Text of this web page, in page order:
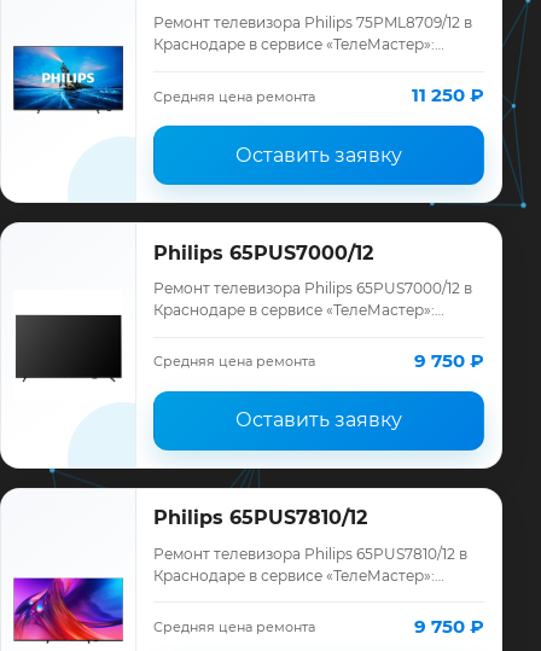
Ремонт телевизора Philips 75PML8709/12 в
Краснодаре в сервисе «ТелеМастер»:
ремонта, запчасти и гарантия до 12
месяце…
Средняя цена ремонта 11 250 ₽
Оставить заявку
Philips 65PUS7000/12
Ремонт телевизора Philips 65PUS7000/12 в
Краснодаре в сервисе «ТелеМастер»:
ремонта, запчасти и гарантия до 12
Средняя цена ремонта 9 750 ₽
Оставить заявку
Philips 65PUS7810/12
Ремонт телевизора Philips 65PUS7810/12 в
Краснодаре в сервисе «ТелеМастер»:
ремонта, запчасти и гарантия до 12
месяце…
Средняя цена ремонта 9 750 ₽